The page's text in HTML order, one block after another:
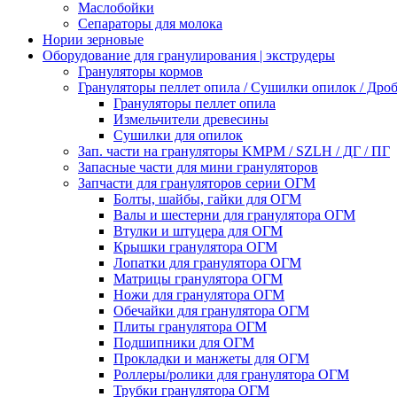
Маслобойки
Сепараторы для молока
Нории зерновые
Оборудование для гранулирования | экструдеры
Грануляторы кормов
Грануляторы пеллет опила / Сушилки опилок /
Грануляторы пеллет опила
Измельчители древесины
Сушилки для опилок
Зап. части на грануляторы KMPM / SZLH / ДГ / ПГ
Запасные части для мини грануляторов
Запчасти для грануляторов серии ОГМ
Болты, шайбы, гайки для ОГМ
Валы и шестерни для гранулятора ОГМ
Втулки и штуцера для ОГМ
Крышки гранулятора ОГМ
Лопатки для гранулятора ОГМ
Матрицы гранулятора ОГМ
Ножи для гранулятора ОГМ
Обечайки для гранулятора ОГМ
Плиты гранулятора ОГМ
Подшипники для ОГМ
Прокладки и манжеты для ОГМ
Роллеры/ролики для гранулятора ОГМ
Трубки гранулятора ОГМ